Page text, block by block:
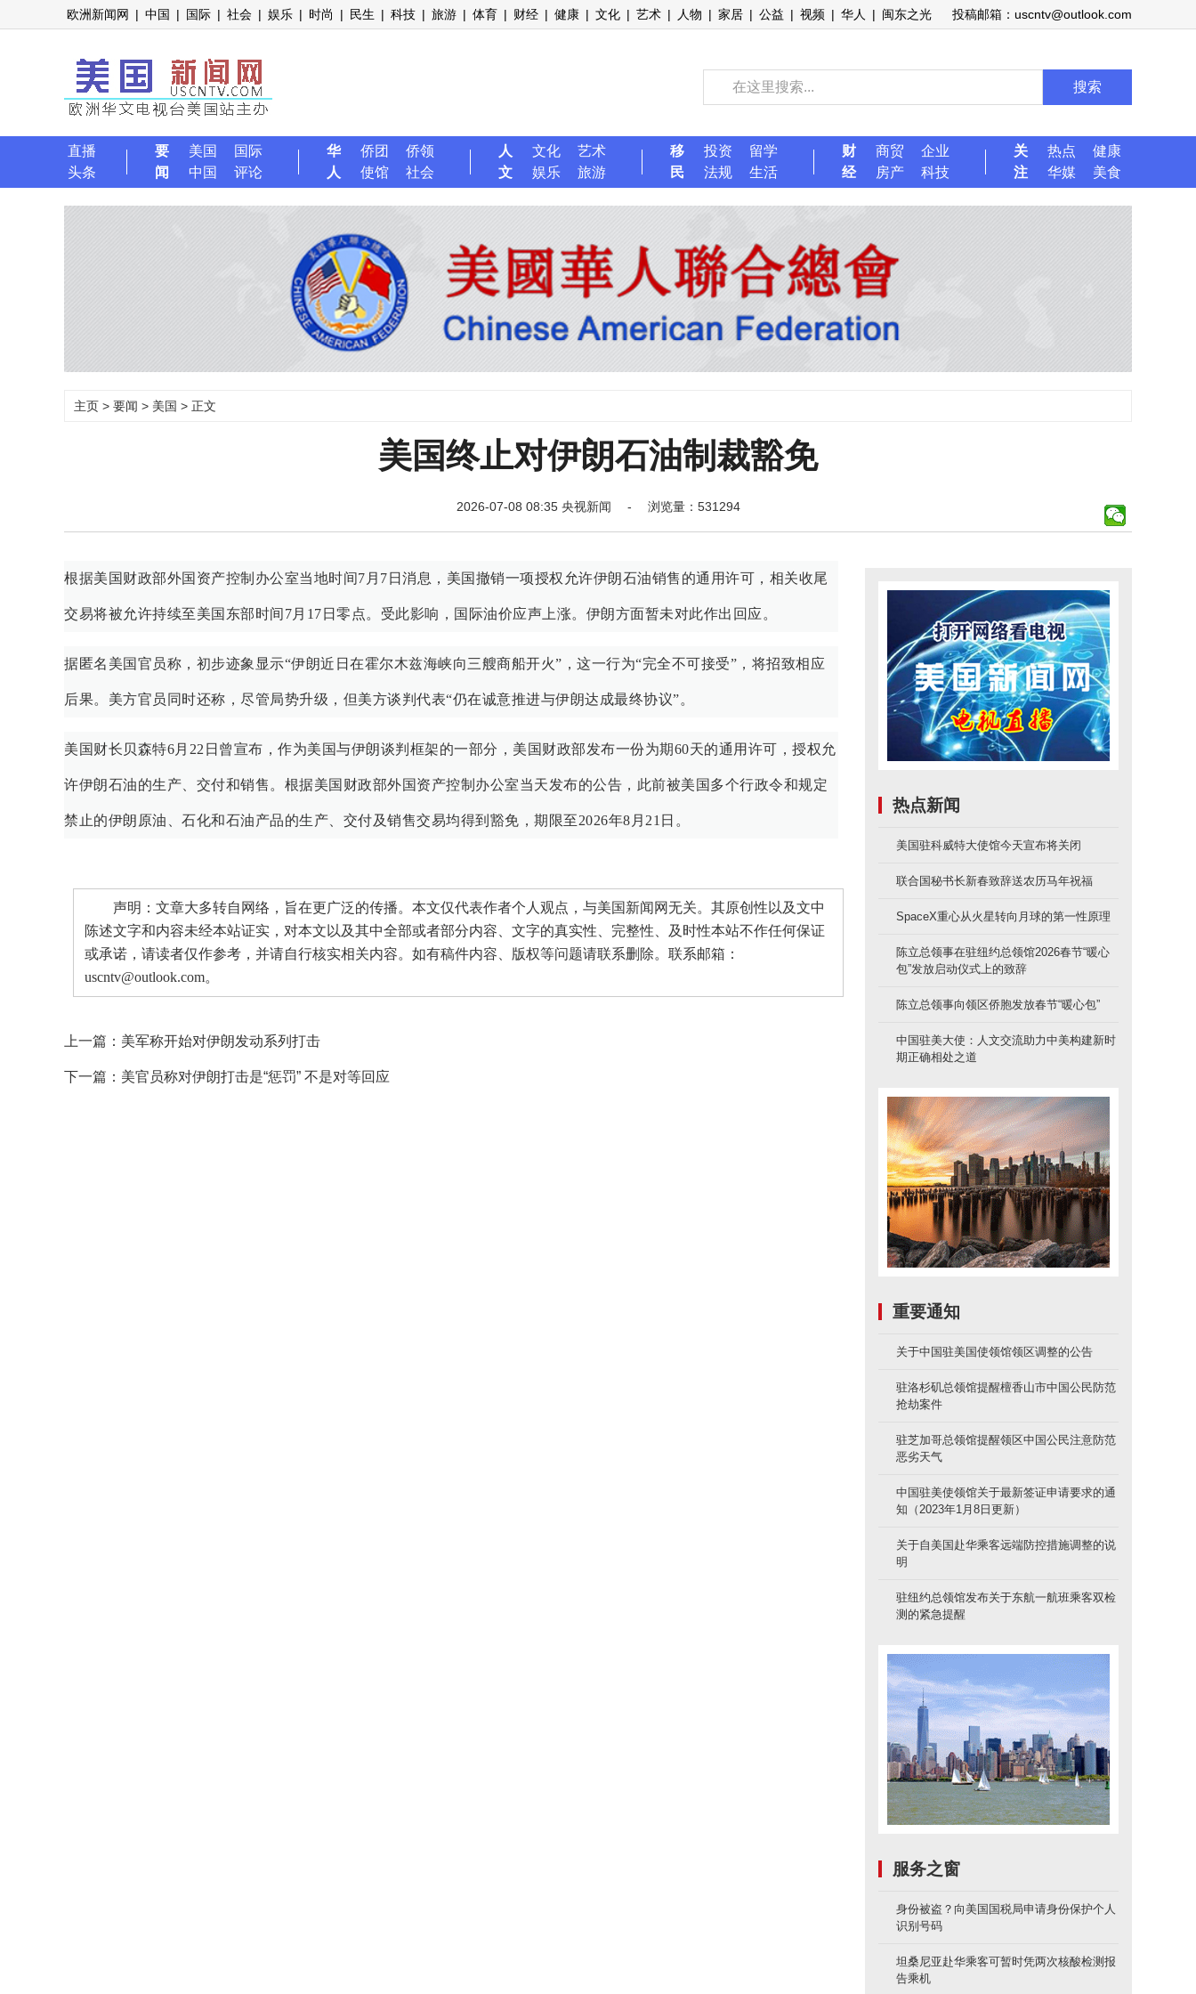
欧洲新闻网 | 中国 | 国际 | 社会 | 娱乐 | 时尚 | 民生 | 科技 | 旅游 | 体育 | 财经 | 健康 | 文化 | 艺术 | 人物 | 家居 | 公益 | 视频 | 华人 | 闽东之光 投稿邮箱：uscntv@outlook.com
搜索
直播
头条
要
闻
美国
国际
中国
评论
华
人
侨团
侨领
使馆
社会
人
文
文化
艺术
娱乐
旅游
移
民
投资
留学
法规
生活
财
经
商贸
企业
房产
科技
关
注
热点
健康
华媒
美食
主页 > 要闻 > 美国 > 正文
美国终止对伊朗石油制裁豁免
2026-07-08 08:35 央视新闻 - 浏览量：531294
根据美国财政部外国资产控制办公室当地时间7月7日消息，美国撤销一项授权允许伊朗石油销售的通用许可，相关收尾
交易将被允许持续至美国东部时间7月17日零点。受此影响，国际油价应声上涨。伊朗方面暂未对此作出回应。
据匿名美国官员称，初步迹象显示“伊朗近日在霍尔木兹海峡向三艘商船开火”，这一行为“完全不可接受”，将招致相应
后果。美方官员同时还称，尽管局势升级，但美方谈判代表“仍在诚意推进与伊朗达成最终协议”。
美国财长贝森特6月22日曾宣布，作为美国与伊朗谈判框架的一部分，美国财政部发布一份为期60天的通用许可，授权允
许伊朗石油的生产、交付和销售。根据美国财政部外国资产控制办公室当天发布的公告，此前被美国多个行政令和规定
禁止的伊朗原油、石化和石油产品的生产、交付及销售交易均得到豁免，期限至2026年8月21日。
声明：文章大多转自网络，旨在更广泛的传播。本文仅代表作者个人观点，与美国新闻网无关。其原创性以及文中
陈述文字和内容未经本站证实，对本文以及其中全部或者部分内容、文字的真实性、完整性、及时性本站不作任何保证
或承诺，请读者仅作参考，并请自行核实相关内容。如有稿件内容、版权等问题请联系删除。联系邮箱：
uscntv@outlook.com。
上一篇： 美军称开始对伊朗发动系列打击
下一篇： 美官员称对伊朗打击是“惩罚” 不是对等回应
热点新闻
美国驻科威特大使馆今天宣布将关闭
联合国秘书长新春致辞送农历马年祝福
SpaceX重心从火星转向月球的第一性原理
陈立总领事在驻纽约总领馆2026春节“暖心
包”发放启动仪式上的致辞
陈立总领事向领区侨胞发放春节“暖心包”
中国驻美大使：人文交流助力中美构建新时
期正确相处之道
重要通知
关于中国驻美国使领馆领区调整的公告
驻洛杉矶总领馆提醒檀香山市中国公民防范
抢劫案件
驻芝加哥总领馆提醒领区中国公民注意防范
恶劣天气
中国驻美使领馆关于最新签证申请要求的通
知（2023年1月8日更新）
关于自美国赴华乘客远端防控措施调整的说
明
驻纽约总领馆发布关于东航一航班乘客双检
测的紧急提醒
服务之窗
身份被盗？向美国国税局申请身份保护个人
识别号码
坦桑尼亚赴华乘客可暂时凭两次核酸检测报
告乘机